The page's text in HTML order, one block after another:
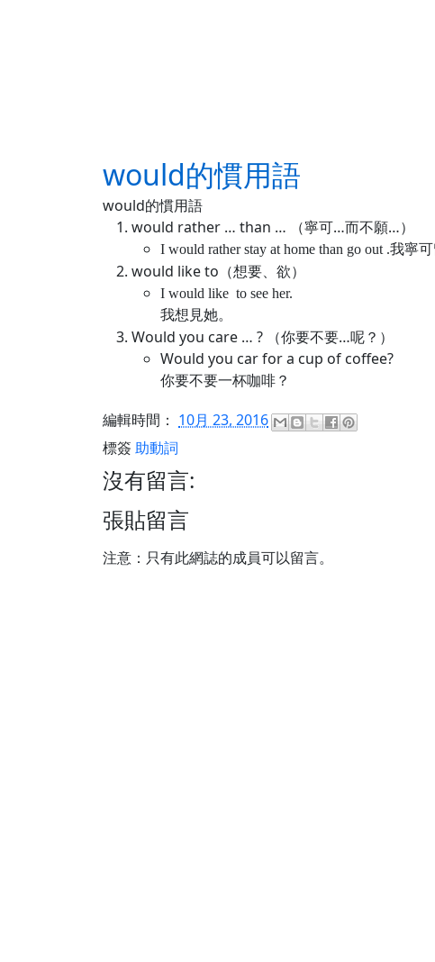
would的慣用語
would的慣用語
would rather … than … （寧可…而不願…）
I would rather stay at home than go out .我寧可
would like to（想要、欲）
I would like to see her.
我想見她。
Would you care … ? （你要不要…呢？）
Would you car for a cup of coffee?
你要不要一杯咖啡？
編輯時間： 10月 23, 2016
標簽 助動詞
沒有留言:
張貼留言
注意：只有此網誌的成員可以留言。